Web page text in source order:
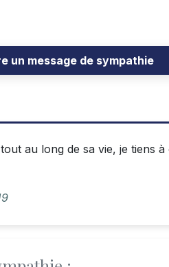
un message de sympathie
au long de sa vie, je tiens